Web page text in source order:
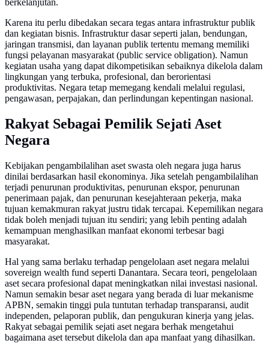
berkelanjutan.
Karena itu perlu dibedakan secara tegas antara infrastruktur publik
dan kegiatan bisnis. Infrastruktur dasar seperti jalan, bendungan,
jaringan transmisi, dan layanan publik tertentu memang memiliki
fungsi pelayanan masyarakat (public service obligation). Namun
kegiatan usaha yang dapat dikompetisikan sebaiknya dikelola dalam
lingkungan yang terbuka, profesional, dan berorientasi
produktivitas. Negara tetap memegang kendali melalui regulasi,
pengawasan, perpajakan, dan perlindungan kepentingan nasional.
Rakyat Sebagai Pemilik Sejati Aset
Negara
Kebijakan pengambilalihan aset swasta oleh negara juga harus
dinilai berdasarkan hasil ekonominya. Jika setelah pengambilalihan
terjadi penurunan produktivitas, penurunan ekspor, penurunan
penerimaan pajak, dan penurunan kesejahteraan pekerja, maka
tujuan kemakmuran rakyat justru tidak tercapai. Kepemilikan negara
tidak boleh menjadi tujuan itu sendiri; yang lebih penting adalah
kemampuan menghasilkan manfaat ekonomi terbesar bagi
masyarakat.
Hal yang sama berlaku terhadap pengelolaan aset negara melalui
sovereign wealth fund seperti Danantara. Secara teori, pengelolaan
aset secara profesional dapat meningkatkan nilai investasi nasional.
Namun semakin besar aset negara yang berada di luar mekanisme
APBN, semakin tinggi pula tuntutan terhadap transparansi, audit
independen, pelaporan publik, dan pengukuran kinerja yang jelas.
Rakyat sebagai pemilik sejati aset negara berhak mengetahui
bagaimana aset tersebut dikelola dan apa manfaat yang dihasilkan.